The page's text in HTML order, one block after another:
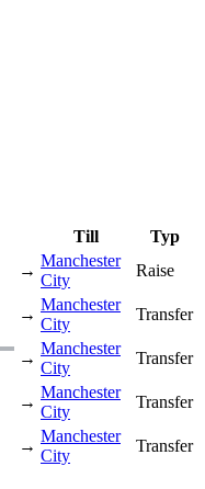
Till
Typ
→
Manchester
City
Raise
→
Manchester
City
Transfer
→
Manchester
City
Transfer
→
Manchester
City
Transfer
→
Manchester
City
Transfer